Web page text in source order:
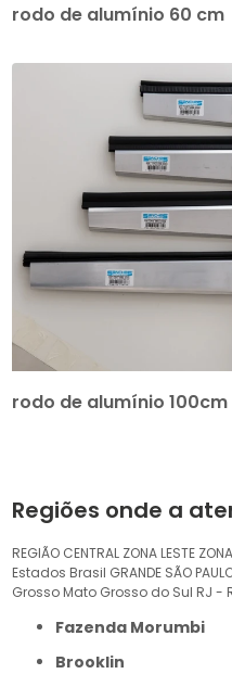
rodo de alumínio 60 cm
rodo de alumínio 100cm
Regiões onde a
REGIÃO CENTRAL ZONA LESTE
Estados Brasil GRANDE SÃO
Grosso Mato Grosso do Sul RJ -
Fazenda Morumbi
Brooklin